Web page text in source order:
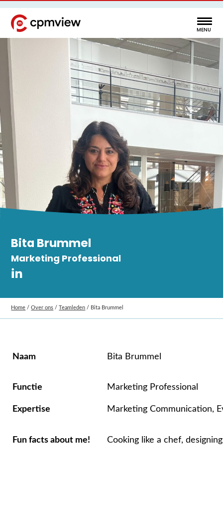
Bita Brummel
Marketing Professional​
Home /Over ons /Teamleden / Bita Brummel
Naam Bita Brummel
Functie ​​Marketing Professional​
Expertise Marketing Communication,
Fun facts about me! Cooking like a chef,